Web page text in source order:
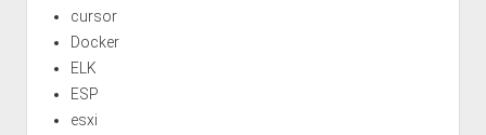
cursor
Docker
ELK
ESP
esxi